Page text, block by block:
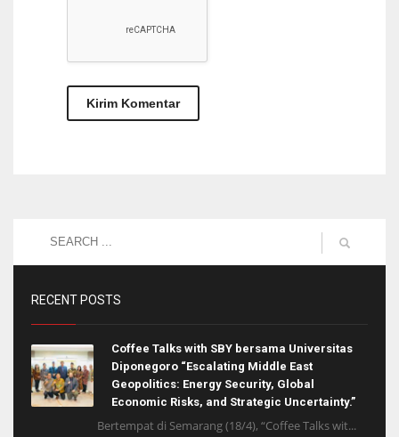
RECENT POSTS
Coffee Talks with SBY bersama Universitas
Diponegoro “Escalating Middle East
Geopolitics: Energy Security, Global
Economic Risks, and Strategic Uncertainty.”
Bertempat di Semarang (18/4), “Coffee Talks wit...